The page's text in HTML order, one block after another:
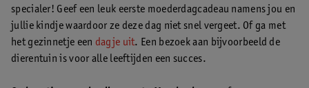
specialer! Geef een leuk eerste moederdagcadeau namens jou en
jullie kindje waardoor ze deze dag niet snel vergeet. Of ga met
het gezinnetje een dagje uit. Een bezoek aan bijvoorbeeld de
dierentuin is voor alle leeftijden een succes.